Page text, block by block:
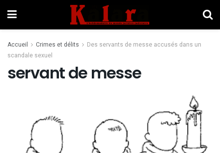
Accueil Crimes et délits
Des servants de messe accusés dans un
scandale sexuel
servant de messe